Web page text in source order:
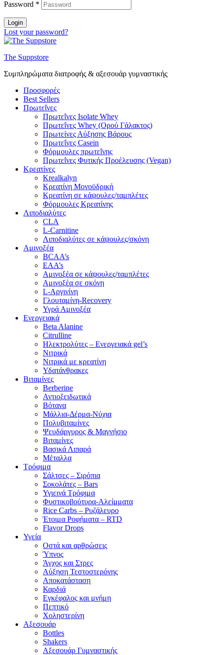
Password *
Login
Lost your password?
The Suppstore
Συμπληρώματα διατροφής & αξεσουάρ γυμναστικής
Προσφορές
Best Sellers
Πρωτεΐνες
Πρωτεΐνες Isolate Whey
Πρωτεΐνες Whey (Ορού Γάλακτος)
Πρωτείνες Αύξησης Βάρους
Πρωτεΐνες Casein
Φόρμουλες πρωτεΐνης
Πρωτεΐνες Φυτικής Προέλευσης (Vegan)
Κρεατίνες
Krealkalyn
Κρεατίνη Μονοϋδρική
Κρεατίνη σε κάψουλες/ταμπλέτες
Φόρμουλες Κρεατίνης
Λιποδιαλύτες
CLA
L-Carnitine
Λιποδιαλύτες σε κάψουλες/σκόνη
Αμινοξέα
BCAA’s
EAA’s
Αμινοξέα σε κάψουλες/ταμπλέτες
Αμινοξέα σε σκόνη
L-Αργινίνη
Γλουταμίνη-Recovery
Υγρά Αμινοξέα
Ενεργειακά
Beta Alanine
Citrulline
Ηλεκτρολύτες – Ενεργειακά gel’s
Νιτρικά
Νιτρικά με κρεατίνη
Υδατάνθρακες
Βιταμίνες
Berberine
Αντιοξειδωτικά
Βότανα
Μάλλια-Δέρμα-Νύχια
Πολυβιταμίνες
Ψευδάργυρος & Μαγνήσιο
Βιταμίνες
Βασικά Λιπαρά
Μέταλλα
Τρόφιμα
Σάλτσες – Σιρόπια
Σοκολάτες – Bars
Υγιεινά Τρόφιμα
Φυστικοβούτυρα-Αλείμματα
Rice Carbs – Ρυζάλευρο
Έτοιμα Ροφήματα – RTD
Flavor Drops
Υγεία
Οστά και αρθρώσεις
Ύπνος
Άγχος και Στρες
Αύξηση Τεστοστερόνης
Αποκατάσταση
Καρδιά
Εγκέφαλος και μνήμη
Πεπτικό
Χοληστερίνη
Αξεσουάρ
Bottles
Shakers
Αξεσουάρ Γυμναστικής